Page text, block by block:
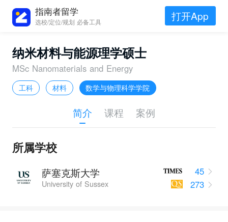
指南者留学
选校/定位/规划 必备工具 打开App
纳米材料与能源理学硕士
MSc Nanomaterials and Energy
工科 材料 数学与物理科学学院
简介 课程 案例
所属学校
萨塞克斯大学
University of Sussex
45
273